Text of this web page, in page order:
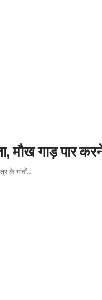
मौख गाड़ पार
के गांवों…